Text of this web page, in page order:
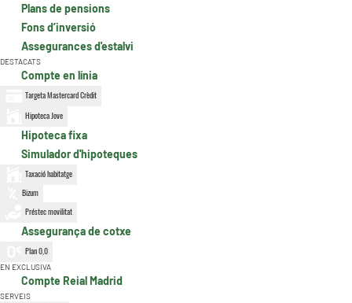
Plans de pensions
Fons d’inversió
Assegurances d'estalvi
DESTACATS
Compte en línia
Targeta Mastercard Crèdit
Hipoteca Jove
Hipoteca fixa
Simulador d'hipoteques
Taxació habitatge
Bizum
Préstec movilitat
Assegurança de cotxe
Plan 0,0
EN EXCLUSIVA
Compte Reial Madrid
SERVEIS